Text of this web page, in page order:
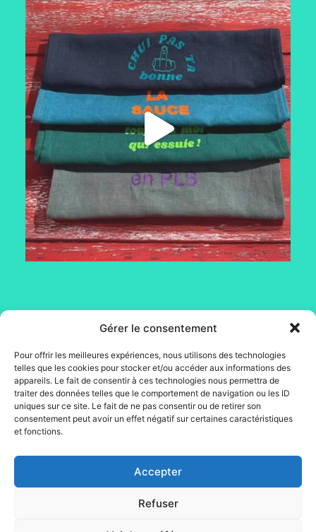
Gérer le consentement
Pour offrir les meilleures expériences, nous utilisons des technologies
telles que les cookies pour stocker et/ou accéder aux informations des
appareils. Le fait de consentir à ces technologies nous permettra de
traiter des données telles que le comportement de navigation ou les ID
uniques sur ce site. Le fait de ne pas consentir ou de retirer son
consentement peut avoir un effet négatif sur certaines caractéristiques
et fonctions.
Accepter
Refuser
Mentions légales
Conditions générales de vente
Conditions générales
d’utilisation
Mon compte
Contact
© 2020 – Broc dans la lune – web :